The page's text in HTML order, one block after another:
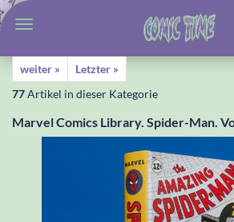
weiter »
Letzter »
77Artikel in dieser Kategorie
Marvel Comics Library. Spider-Man.